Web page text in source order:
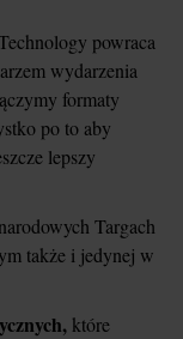
powraca
wydarzenia
formaty
po to aby
lepszy
Targach
także i jedynej w
które